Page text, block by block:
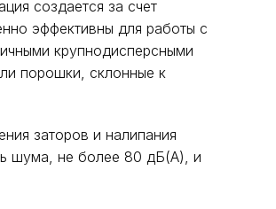
создается за счет
эффективны для работы с
крупнодисперсными
порошки, склонные к
заторов и налипания
шума, не более 80 дБ(A), и